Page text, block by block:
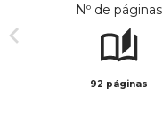
Nº de páginas
92 páginas